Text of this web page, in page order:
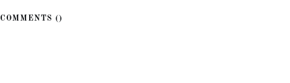
COMMENTS ()